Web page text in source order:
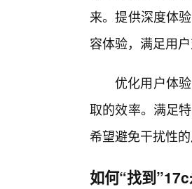
来。提供深度体
容体验，满足用
优化用户体
取的效率。满足
希望避免干扰性
如何“找到”17c